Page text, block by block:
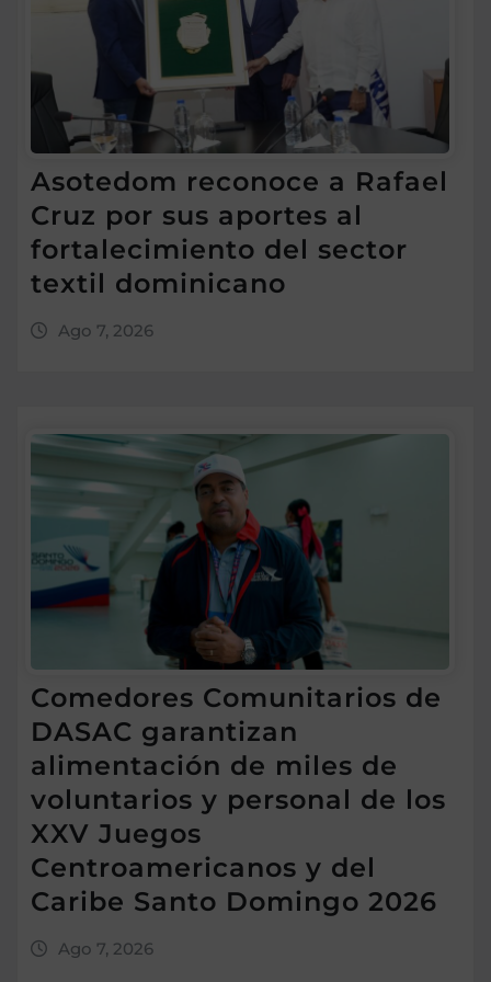
Asotedom reconoce a Rafael
Cruz por sus aportes al
fortalecimiento del sector
textil dominicano
Ago 7, 2026
Comedores Comunitarios de
DASAC garantizan
alimentación de miles de
voluntarios y personal de los
XXV Juegos
Centroamericanos y del
Caribe Santo Domingo 2026
Ago 7, 2026